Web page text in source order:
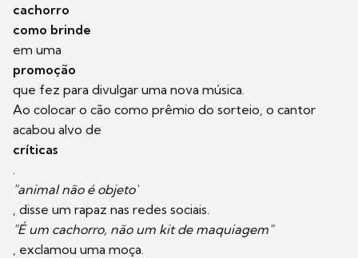
cachorro
como brinde
em uma
promoção
que fez para divulgar uma nova música.
Ao colocar o cão como prêmio do sorteio, o cantor
acabou alvo de
críticas
"animal não é objeto`
, disse um rapaz nas redes sociais.
"É um cachorro, não um kit de maquiagem"
, exclamou uma moça.